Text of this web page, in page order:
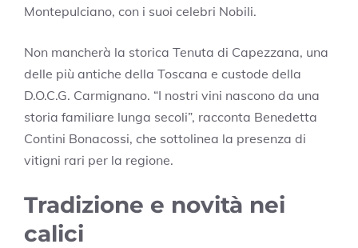
Montepulciano, con i suoi celebri Nobili.
Non mancherà la storica Tenuta di Capezzana, una
delle più antiche della Toscana e custode della
D.O.C.G. Carmignano. “I nostri vini nascono da una
storia familiare lunga secoli”, racconta Benedetta
Contini Bonacossi, che sottolinea la presenza di
vitigni rari per la regione.
Tradizione e novità nei
calici